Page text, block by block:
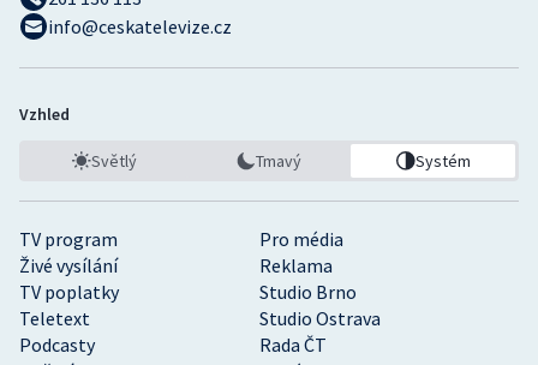
TV program
Pro média
Živé vysílání
Reklama
TV poplatky
Studio Brno
Teletext
Studio Ostrava
Podcasty
Rada ČT
info@ceskatelevize.cz
Vzhled
Světlý Tmavý Systém